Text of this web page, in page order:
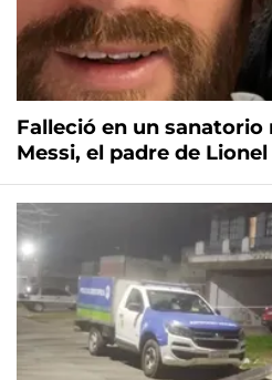
Falleció en un
Messi, el padre de